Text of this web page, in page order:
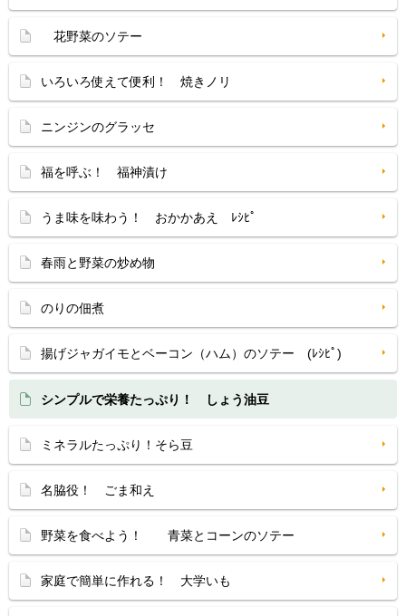
花野菜のソテー
いろいろ使えて便利！ 焼きノリ
ニンジンのグラッセ
福を呼ぶ！ 福神漬け
うま味を味わう！ おかかあえ ﾚｼﾋﾟ
春雨と野菜の炒め物
のりの佃煮
揚げジャガイモとベーコン（ハム）のソテー (ﾚｼﾋﾟ)
シンプルで栄養たっぷり！ しょう油豆
ミネラルたっぷり！そら豆
名脇役！ ごま和え
野菜を食べよう！ 青菜とコーンのソテー
家庭で簡単に作れる！ 大学いも